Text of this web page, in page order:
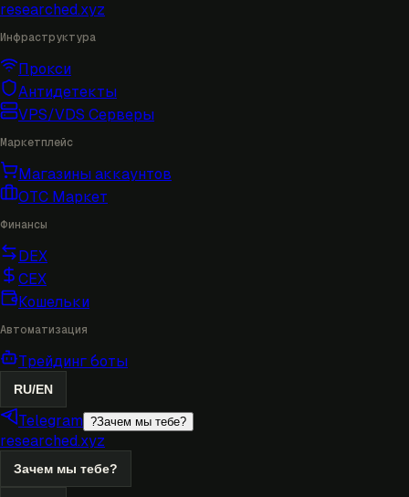
researched.xyz
Инфраструктура
Прокси
Антидетекты
VPS/VDS Серверы
Маркетплейс
Магазины аккаунтов
OTC Маркет
Финансы
DEX
CEX
Кошельки
Автоматизация
Трейдинг боты
RU/EN
Telegram ?Зачем мы тебе?
researched.xyz
Зачем мы тебе?